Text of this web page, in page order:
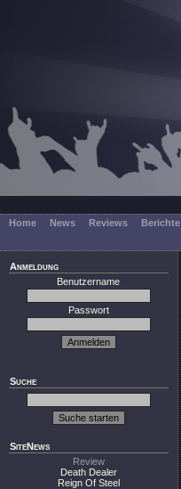
Home News Reviews Berichte
Anmeldung
Benutzername
Passwort
Suche
SiteNews
Review
Death Dealer
Reign Of Steel